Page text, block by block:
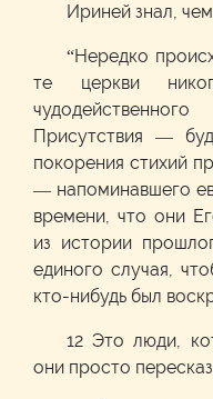
Ириней знал,
“Нередко
те церкви
Присутствия —
покорения стихий
— напоминавшего
времени, что они
из истории
единого случая,
кто-нибудь был
12 Это люди,
они просто